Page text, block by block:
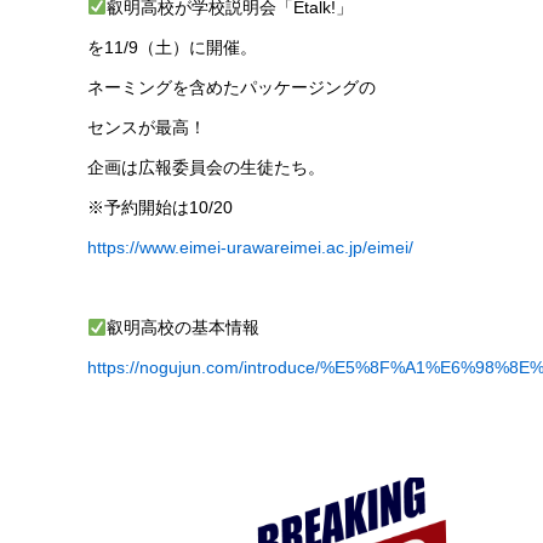
叡明高校が学校説明会「Etalk!」
を11/9（土）に開催。
ネーミングを含めたパッケージングの
センスが最高！
企画は広報委員会の生徒たち。
※予約開始は10/20
https://www.eimei-urawareimei.ac.jp/eimei/
叡明高校の基本情報
https://nogujun.com/introduce/